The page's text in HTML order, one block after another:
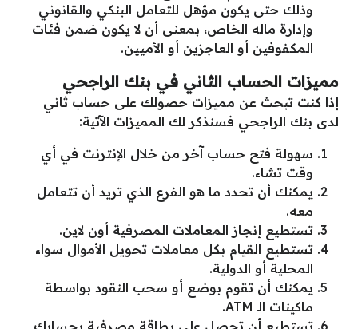
وذلك حتى يكون مؤهل للتعامل البنكي والقانوني
وإدارة ماله الخاص، بمعنى أن لا يكون ضمن فئات
المكفوفين أو العاجزين أو الأميين.
مميزات الحساب الثاني في بنك الراجحي
إذا كنت تبحث عن مميزات حصولك على حساب ثاني
لدى بنك الراجحي فسنذكر لك المميزات الآتية:
سهولة فتح حساب آخر من خلال الإنترنت في أي
وقت تشاء.
يمكنك أن تحدد ما هو الفرع الذي تريد أن تتعامل
معه.
تستطيع إنجاز المعاملات المصرفية أون لاين.
تستطيع القيام بكل معاملات تحويل الأموال سواء
المحلية أو الدولية.
يمكنك أن تقوم بوضع أو سحب النقود بواسطة
ماكينات الـ ATM.
تستطيع أن تحصل على بطاقة مصرفية بحسابك